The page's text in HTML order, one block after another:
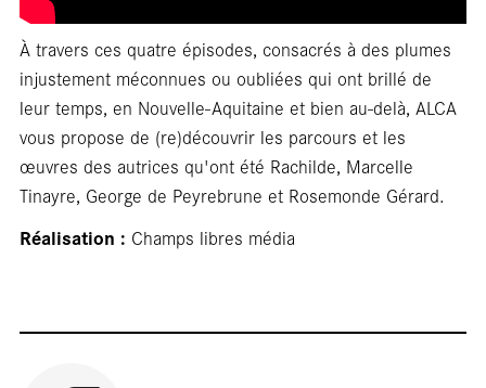
À travers ces quatre épisodes, consacrés à des plumes
injustement méconnues ou oubliées qui ont brillé de
leur temps, en Nouvelle-Aquitaine et bien au-delà, ALCA
vous propose de (re)découvrir les parcours et les
œuvres des autrices qu'ont été Rachilde, Marcelle
Tinayre, George de Peyrebrune et Rosemonde Gérard.
Réalisation : Champs libres média